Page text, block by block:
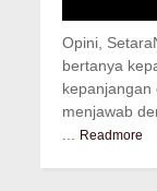
Opini,
bertanya
kepanjangan
menjawab
Readmore